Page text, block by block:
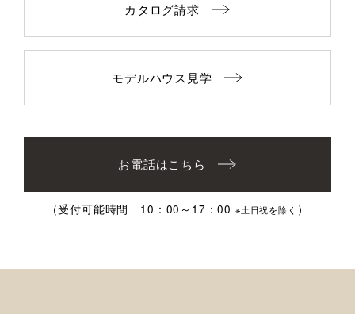
カタログ請求
モデルハウス見学
お電話はこちら
（受付可能時間 10：00～17：00 ※土日祝を除く ）